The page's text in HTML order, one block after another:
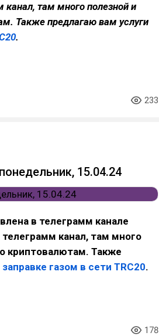
там много полезной и
Также предлагаю вам услуги
.
233
15.04.24
в телеграмм канале
канал, там много
криптовалютам. Также
заправке газом в сети TRC20.
178